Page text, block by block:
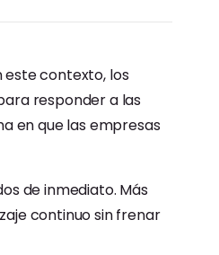
este contexto, los
responder a las
en que las empresas
de inmediato. Más
continuo sin frenar